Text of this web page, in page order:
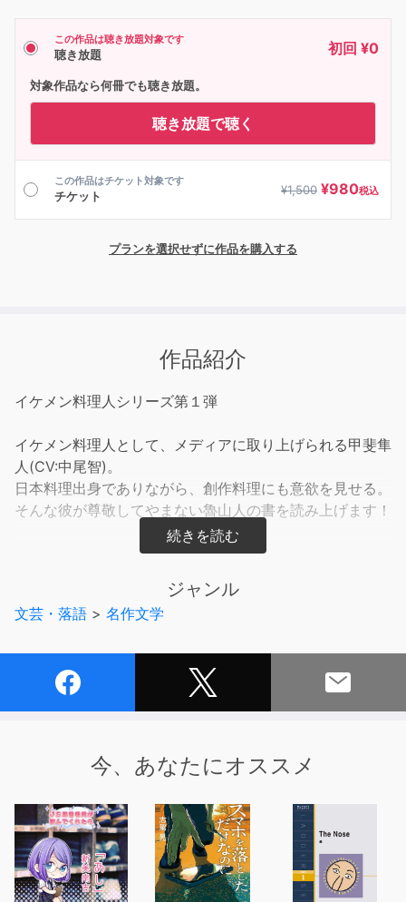
この作品は聴き放題対象です
聴き放題 初回 ¥0
対象作品なら何冊でも聴き放題。
聴き放題で聴く
この作品はチケット対象です
チケット ¥1,500 ¥980税込
プランを選択せずに作品を購入する
作品紹介
イケメン料理人シリーズ第１弾
イケメン料理人として、メディアに取り上げられる甲斐隼
人(CV:中尾智)。
日本料理出身でありながら、創作料理にも意欲を見せる。
そんな彼が尊敬してやまない魯山人の書を読み上げます！
数ある著書の中から『だしの取り方』をお届けします。
基本であるがゆえに、とことんこだわってみせる。
そんな、魯山人の食に対する情熱を感じてみてはいかがで
イケメン料理人シリーズ
○美味い豆腐の話
○塩鮭・塩鱒の茶漬け
○納豆の茶漬け
○鍋料理の話
○日本料理の基礎観念
ジャンル
文芸・落語 > 名作文学
今、あなたにオススメ